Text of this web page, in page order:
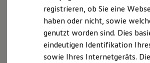
Volkswagen R und R Experience
R-Modelle
R Experience
Driving Experience
Volkswagen entdecken
Werkbesichtigung
registrieren, ob Sie eine
haben oder nicht, sowie
genutzt worden sind. Dies
eindeutigen Identifikation
sowie Ihres Internetgeräts. Die